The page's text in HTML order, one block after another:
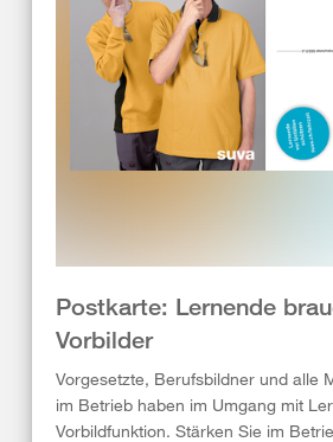
Postkarte: Lernende
Vorbilder
Vorgesetzte, Berufsbildner und alle
im Betrieb haben im Umgang mit
Vorbildfunktion. Stärken Sie im